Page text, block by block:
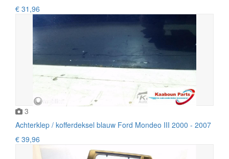
€ 31,96
3
Achterklep / kofferdeksel blauw Ford Mondeo III 2000 - 2007
€ 39,96